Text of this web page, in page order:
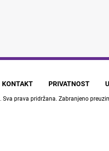
KONTAKT PRIVATNOST
. Sva prava pridržana. Zabranjeno